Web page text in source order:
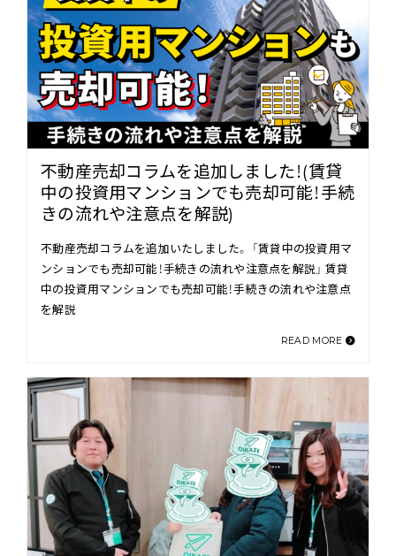
不動産売却コラムを追加しました！(賃貸
中の投資用マンションでも売却可能！手続
きの流れや注意点を解説)
不動産売却コラムを追加いたしました。 「賃貸中の投資用マ
ンションでも売却可能！手続きの流れや注意点を解説」 賃貸
中の投資用マンションでも売却可能！手続きの流れや注意点
を解説
READ MORE